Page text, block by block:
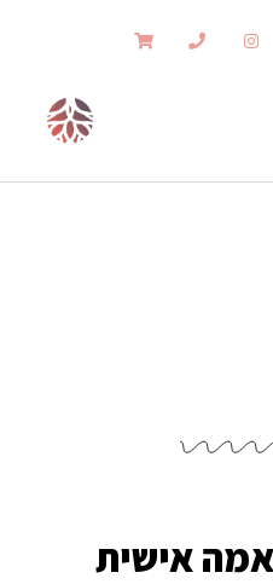
אישית